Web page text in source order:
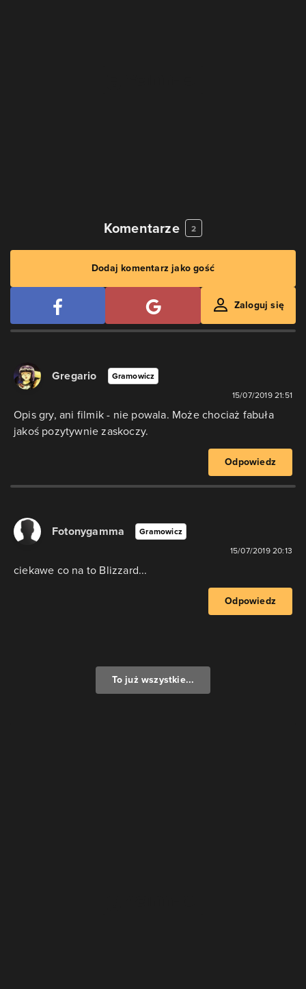
Komentarze 2
Dodaj komentarz jako gość
Zaloguj się
Gregario Gramowicz
15/07/2019 21:51
Opis gry, ani filmik - nie powala. Może chociaż fabuła
jakoś pozytywnie zaskoczy.
Odpowiedz
Fotonygamma Gramowicz
15/07/2019 20:13
ciekawe co na to Blizzard...
Odpowiedz
To już wszystkie...